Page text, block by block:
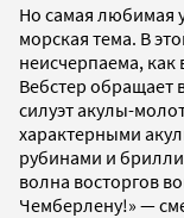
Но самая любимая
морская тема. В
неисчерпаема, как
Вебстер обращает
силуэт акулы-­
характерными
рубинами и
волна восторгов
Чемберлену!» —